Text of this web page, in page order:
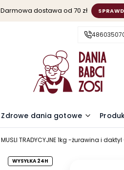
Darmowa dostawa od 70 zł
Zdrowe dania gotowe
MUSLI TRADYCYJNE 1kg -żurawina i
WYSYŁKA 24H